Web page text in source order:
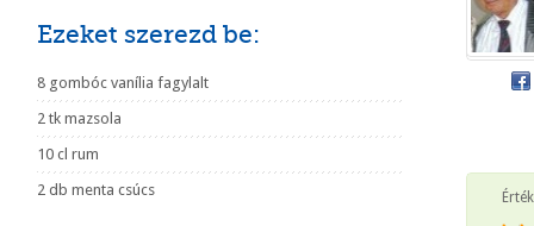
Ezeket szerezd be:
8 gombóc vanília fagylalt
2 tk mazsola
10 cl rum
2 db menta csúcs